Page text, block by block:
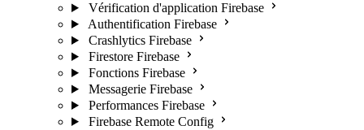
Vérification d'application Firebase
Authentification Firebase
Crashlytics Firebase
Firestore Firebase
Fonctions Firebase
Messagerie Firebase
Performances Firebase
Firebase Remote Config